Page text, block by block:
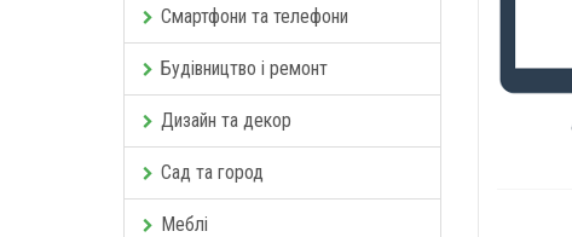
Смартфони та телефони
Будівництво і ремонт
Дизайн та декор
Сад та город
Меблі